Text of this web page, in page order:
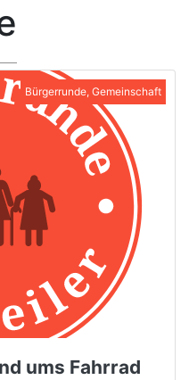
Bürgerrunde, Gemeinschaft
ums Fahrrad